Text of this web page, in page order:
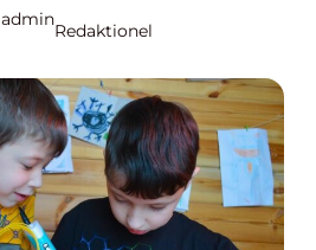
admin
Redaktionel